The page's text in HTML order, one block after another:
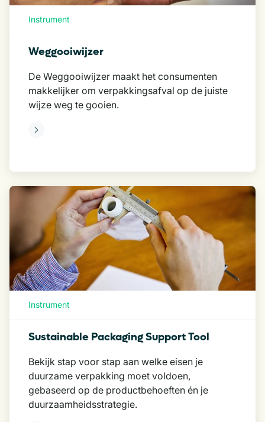
Instrument
Weggooiwijzer
De Weggooiwijzer maakt het consumenten
makkelijker om verpakkingsafval op de juiste
wijze weg te gooien.
Instrument
Sustainable Packaging Support Tool
Bekijk stap voor stap aan welke eisen je
duurzame verpakking moet voldoen,
gebaseerd op de productbehoeften én je
duurzaamheidsstrategie.